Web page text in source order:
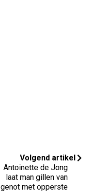
Volgend artikel
Antoinette de Jong
laat man gillen van
genot met opperste